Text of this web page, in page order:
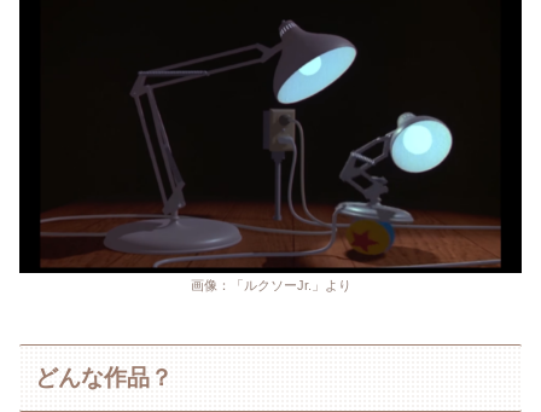
画像：「ルクソーJr.」より
どんな作品？